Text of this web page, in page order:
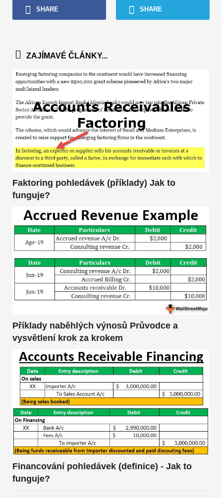
SHARE SHARE
ZAJÍMAVÉ ČLÁNKY...
Faktoring pohledávek (příklady) Jak to
funguje?
Příklady naběhlých výnosů Průvodce a
vysvětlení krok za krokem
Financování pohledávek (definice) - Jak to
funguje?